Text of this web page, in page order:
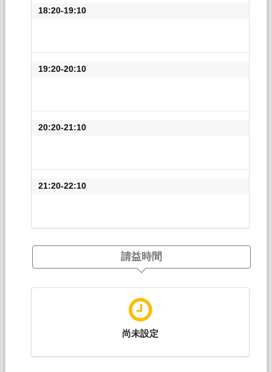
18:20-19:10
19:20-20:10
20:20-21:10
21:20-22:10
請益時間
尚未設定